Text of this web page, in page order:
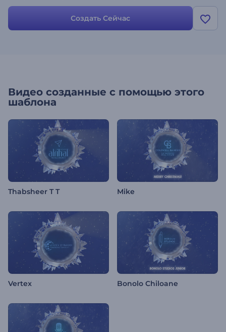
другого. Пришло время поделиться праздничным
настроением. Попробуйте сегодня!
Создать Сейчас
Видео созданные с помощью этого
шаблона
Thabsheer T T Mike
Vertex Bonolo Chiloane